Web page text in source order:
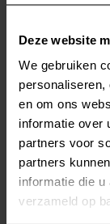
Deze website
We gebruiken
en om ons
informatie over
partners voor
partners
informatie die
verzameld op
€ 14,95